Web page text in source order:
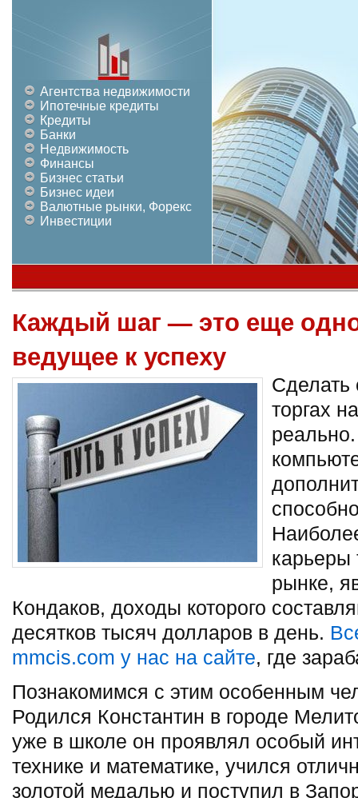
Агентства недвижимости
Ипотечные кредиты
Кредиты
Банки
Недвижимость
Финансы
Бизнес статьи
Бизнес идеи
Валютные рынки, Форекс
Инвестиции
Каждый шаг — это еще
ведущее к успеху
Сделать
торгах
карьеры
рынке,
Кондаков, доходы которого
десятков тысяч долларов в день.
mmcis.com у нас на сайте, где
Познакомимся с этим особенным
Родился Константин в городе
уже в школе он проявлял особый
технике и математике, учился
золотой медалью и поступил в